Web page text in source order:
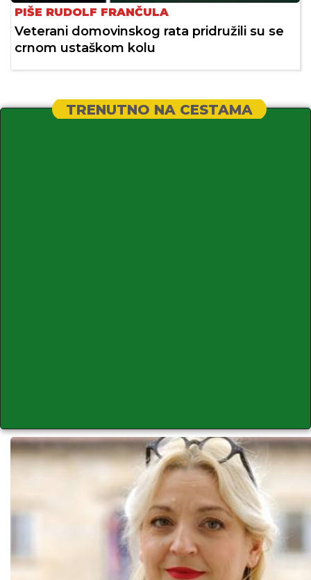
PIŠE RUDOLF FRANČULA
Veterani domovinskog rata pridružili su se
crnom ustaškom kolu
TRENUTNO NA CESTAMA